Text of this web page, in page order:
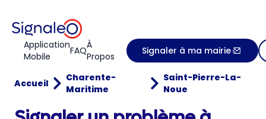
Application
Mobile
FAQÀ
Propos
Signaler à ma mairie
Accueil
Charente-
Maritime
Saint-Pierre-La-
Noue